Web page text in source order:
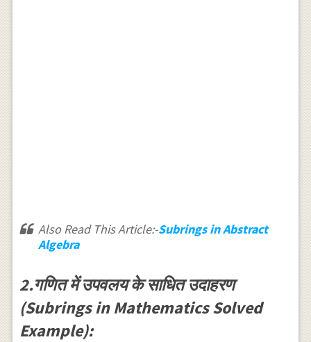
Also Read This Article:-Subrings in Abstract
Algebra
2.गणित में उपवलय के साधित उदाहरण
(Subrings in Mathematics Solved
Example):